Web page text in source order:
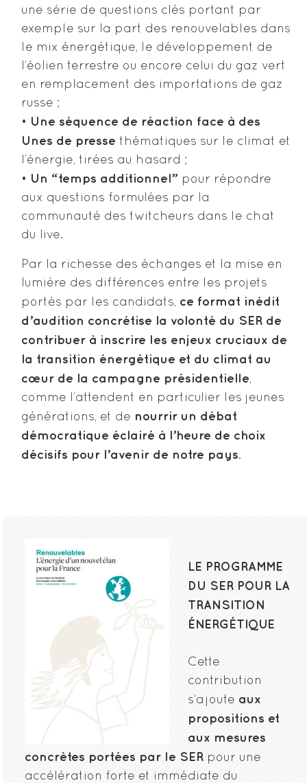
une série de questions clés portant par
exemple sur la part des renouvelables dans
le mix énergétique, le développement de
l’éolien terrestre ou encore celui du gaz vert
en remplacement des importations de gaz
russe ;
• Une séquence de réaction face à des
Unes de presse thématiques sur le climat et
l’énergie, tirées au hasard ;
• Un “temps additionnel” pour répondre
aux questions formulées par la
communauté des twitcheurs dans le chat
du live.
Par la richesse des échanges et la mise en
lumière des différences entre les projets
portés par les candidats, ce format inédit
d’audition concrétise la volonté du SER de
contribuer à inscrire les enjeux cruciaux de
la transition énergétique et du climat au
cœur de la campagne présidentielle,
comme l’attendent en particulier les jeunes
générations, et de nourrir un débat
démocratique éclairé à l’heure de choix
décisifs pour l’avenir de notre pays.
LE PROGRAMME
DU SER POUR LA
TRANSITION
ÉNERGÉTIQUE
Cette
contribution
s’ajoute aux
propositions et
aux mesures
concrètes portées par le SER pour une
accélération forte et immédiate du